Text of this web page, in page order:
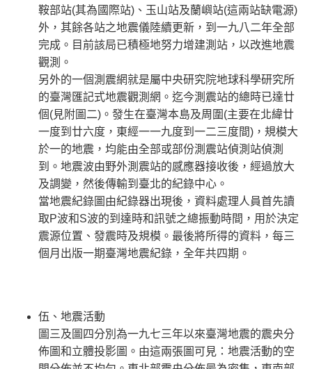
鞍部站(其為國際站)、玉山站及蘭嶼站(這兩站缺電源)
外，其餘各站之地震儀陸續更新，到一九八二年全部
完成。目前該局已積極地努力增建測站，以改進地震
觀測。
另外的一個測震網就是屬中央研究院地球科學研究所
的臺灣匯記式地震觀測網。迄今測震站的總時已達廿
個(見附圖二)。發生在臺灣本島及周圍(主要在北緯廿
一度到廿六度，東經一一九度到一二三度間)，規模大
於一的地震，均能由全部或部份測震站偵測站偵測
到。地震波由野外測震站的感應器接收後，經過放大
及調變，然後傳輸到臺北的紀錄中心。
當地震紀錄圖由紀錄器出現後，資料處理人員首先讀
取P波和S波的到達時和訊號之總振動時間，用於決定
震源位置、發震時及規模。最後將所得的資料，每三
個月出版一期臺灣地震紀錄，全年共四期。
伍、地震活動
圖三及圖四分別為一九七三年以來臺灣地震的震央分
佈圖和立體投影圖。由這兩張圖可見：地震活動的空